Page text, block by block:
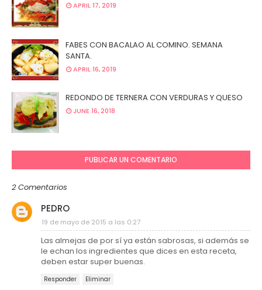
APRIL 17, 2019
FABES CON BACALAO AL COMINO. SEMANA
SANTA.
APRIL 16, 2019
REDONDO DE TERNERA CON VERDURAS Y QUESO
JUNE 16, 2018
PUBLICAR UN COMENTARIO
2 Comentarios
PEDRO
19 de mayo de 2015 a las 0:27
Las almejas de por sí ya están sabrosas, si además se
le echan los ingredientes que dices en esta receta,
deben estar super buenas.
Responder Eliminar